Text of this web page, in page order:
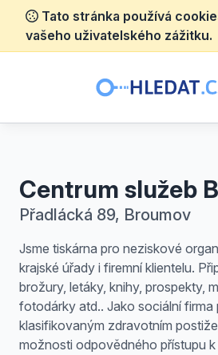
Tato stránka používá
vašeho uživatelského zážitku.
Centrum služeb
Přadlácká 89, Broumov
Jsme tiskárna pro neziskové
krajské úřady i firemní klientelu.
brožury, letáky, knihy, prospekty,
fotodárky atd.. Jako sociální firma
klasifikovaným zdravotním
možnosti odpovědného přístupu